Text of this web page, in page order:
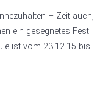
– Zeit auch,
ein gesegnetes Fest
ist vom 23.12.15 bis…